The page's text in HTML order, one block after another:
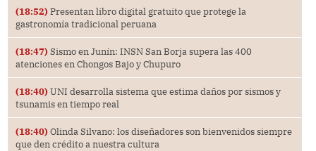
(18:52) Presentan libro digital gratuito que protege la
gastronomía tradicional peruana
(18:47) Sismo en Junín: INSN San Borja supera las 400
atenciones en Chongos Bajo y Chupuro
(18:40) UNI desarrolla sistema que estima daños por sismos y
tsunamis en tiempo real
(18:40) Olinda Silvano: los diseñadores son bienvenidos siempre
que den crédito a nuestra cultura